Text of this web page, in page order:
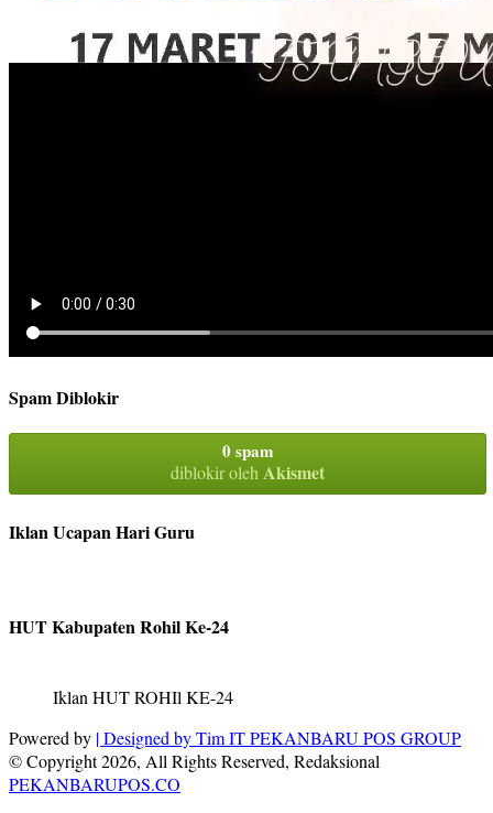
Spam Diblokir
0 spam
diblokir olehAkismet
Iklan Ucapan Hari Guru
HUT Kabupaten Rohil Ke-24
Iklan HUT ROHIl KE-24
Powered by | Designed byTim IT PEKANBARU POS GROUP
© Copyright 2026, All Rights Reserved, Redaksional
PEKANBARUPOS.CO